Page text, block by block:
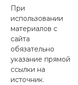
При
использовании
материалов с
сайта
обязательно
указание прямой
ссылки на
источник.